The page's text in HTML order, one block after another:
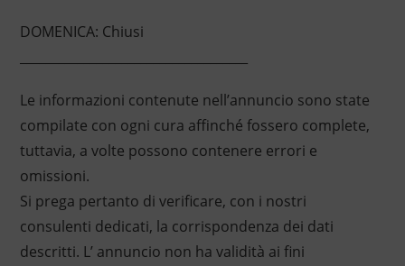
DOMENICA: Chiusi
Le informazioni contenute nell’annuncio sono state
compilate con ogni cura affinché fossero complete,
tuttavia, a volte possono contenere errori e
omissioni.
Si prega pertanto di verificare, con i nostri
consulenti dedicati, la corrispondenza dei dati
descritti. L’ annuncio non ha validità ai fini